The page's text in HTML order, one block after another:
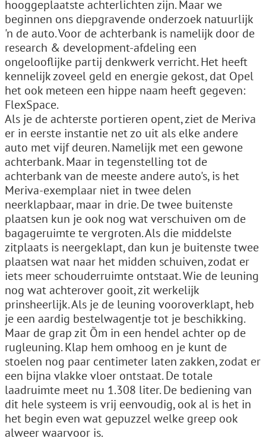
hooggeplaatste achterlichten zijn. Maar we
beginnen ons diepgravende onderzoek natuurlijk
'n de auto. Voor de achterbank is namelijk door de
research & development-afdeling een
ongelooflijke partij denkwerk verricht. Het heeft
kennelijk zoveel geld en energie gekost, dat Opel
het ook meteen een hippe naam heeft gegeven:
FlexSpace.
Als je de achterste portieren opent, ziet de Meriva
er in eerste instantie net zo uit als elke andere
auto met vijf deuren. Namelijk met een gewone
achterbank. Maar in tegenstelling tot de
achterbank van de meeste andere auto's, is het
Meriva-exemplaar niet in twee delen
neerklapbaar, maar in drie. De twee buitenste
plaatsen kun je ook nog wat verschuiven om de
bagageruimte te vergroten. Als die middelste
zitplaats is neergeklapt, dan kun je buitenste twee
plaatsen wat naar het midden schuiven, zodat er
iets meer schouderruimte ontstaat. Wie de leuning
nog wat achterover gooit, zit werkelijk
prinsheerlijk. Als je de leuning vooroverklapt, heb
je een aardig bestelwagentje tot je beschikking.
Maar de grap zit Õm in een hendel achter op de
rugleuning. Klap hem omhoog en je kunt de
stoelen nog paar centimeter laten zakken, zodat er
een bijna vlakke vloer ontstaat. De totale
laadruimte meet nu 1.308 liter. De bediening van
dit hele systeem is vrij eenvoudig, ook al is het in
het begin even wat gepuzzel welke greep ook
alweer waarvoor is.